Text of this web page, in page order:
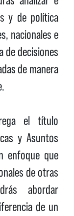
y de política
nacionales e
de decisiones
de manera
el título
y Asuntos
enfoque que
de otras
abordar
de un